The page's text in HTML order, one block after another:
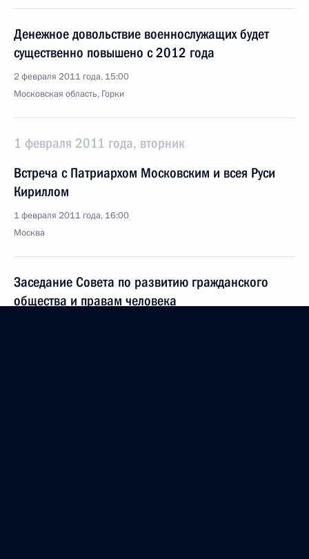
Денежное довольствие военнослужащих будет
существенно повышено с 2012 года
2 февраля 2011 года, 15:00
Московская область, Горки
1 февраля 2011 года, вторник
Встреча с Патриархом Московским и всея Руси
Кириллом
1 февраля 2011 года, 16:00
Москва
Заседание Совета по развитию гражданского
общества и правам человека